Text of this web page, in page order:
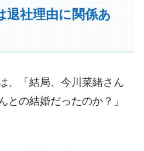
退社理由に関係あ
、「結局、今川菜緒さん
との結婚だったのか？」